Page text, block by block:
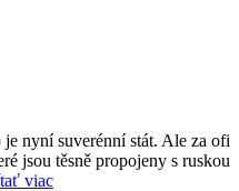
nyní suverénní stát. Ale za ofi
jsou těsně propojeny s ruskou
viac